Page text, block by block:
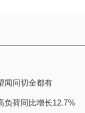
闻问切全都有
负荷同比增长12.7%